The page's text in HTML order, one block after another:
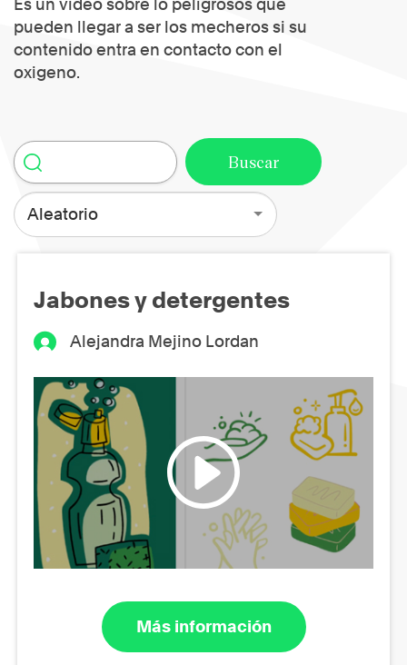
Es un video sobre lo peligrosos que
pueden llegar a ser los mecheros si su
contenido entra en contacto con el
oxigeno.
Aleatorio
Jabones y detergentes
Alejandra Mejino Lordan
Más información